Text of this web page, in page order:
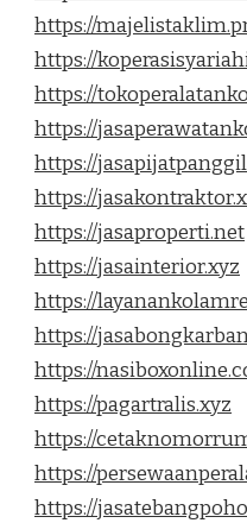
https://
https://
https://
https://
https://
https://
https://jasaproperti.net
https://jasainterior.xyz
https://
https://
https://
https://pagartralis.xyz
https://
https://
https://